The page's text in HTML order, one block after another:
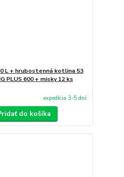
L + hrubostenná kotlina 53
PLUS 600 + misky 12 ks
expedícia 3-5 dní
do košíka